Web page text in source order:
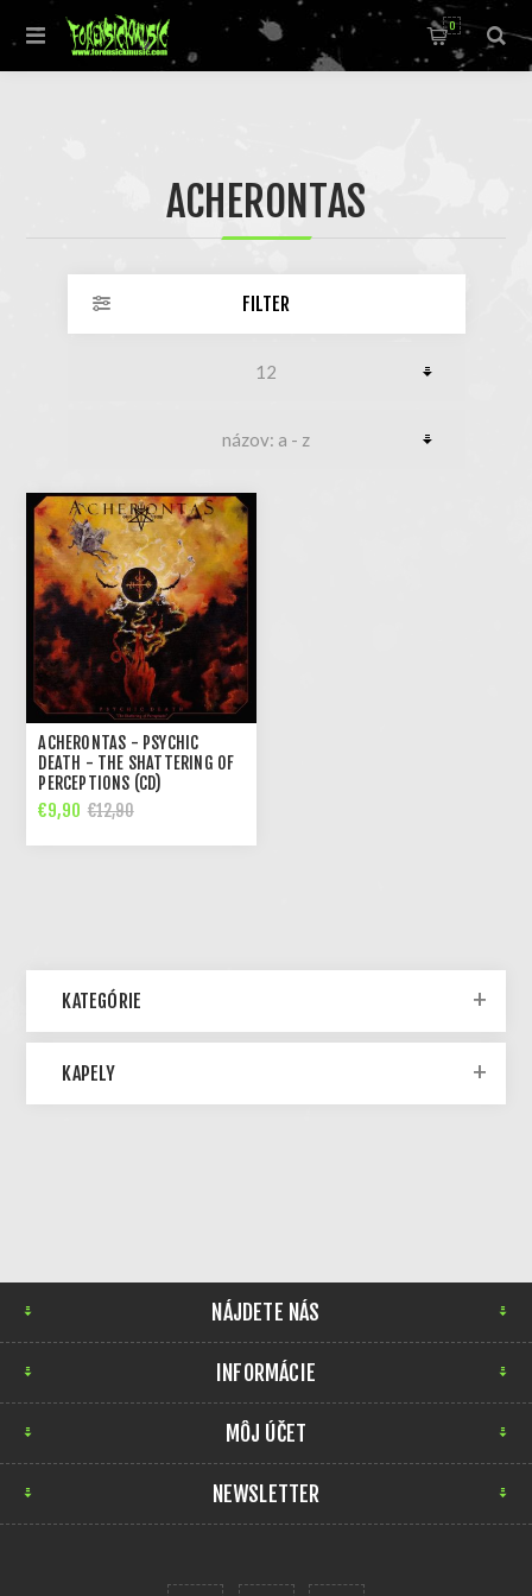
0
ACHERONTAS
FILTER
ACHERONTAS - PSYCHIC
DEATH - THE SHATTERING OF
PERCEPTIONS (CD)
€9,90 €12,90
KATEGÓRIE
KAPELY
NÁJDETE NÁS
INFORMÁCIE
MÔJ ÚČET
NEWSLETTER